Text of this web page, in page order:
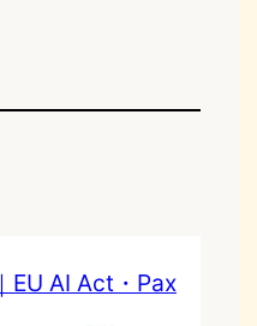
EU AI Act・Pax